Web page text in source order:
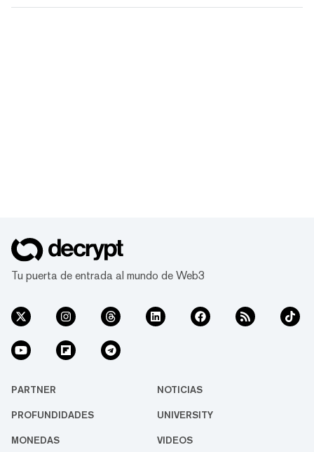
Tu puerta de entrada al mundo de Web3
PARTNER NOTICIAS
PROFUNDIDADES UNIVERSITY
MONEDAS VIDEOS